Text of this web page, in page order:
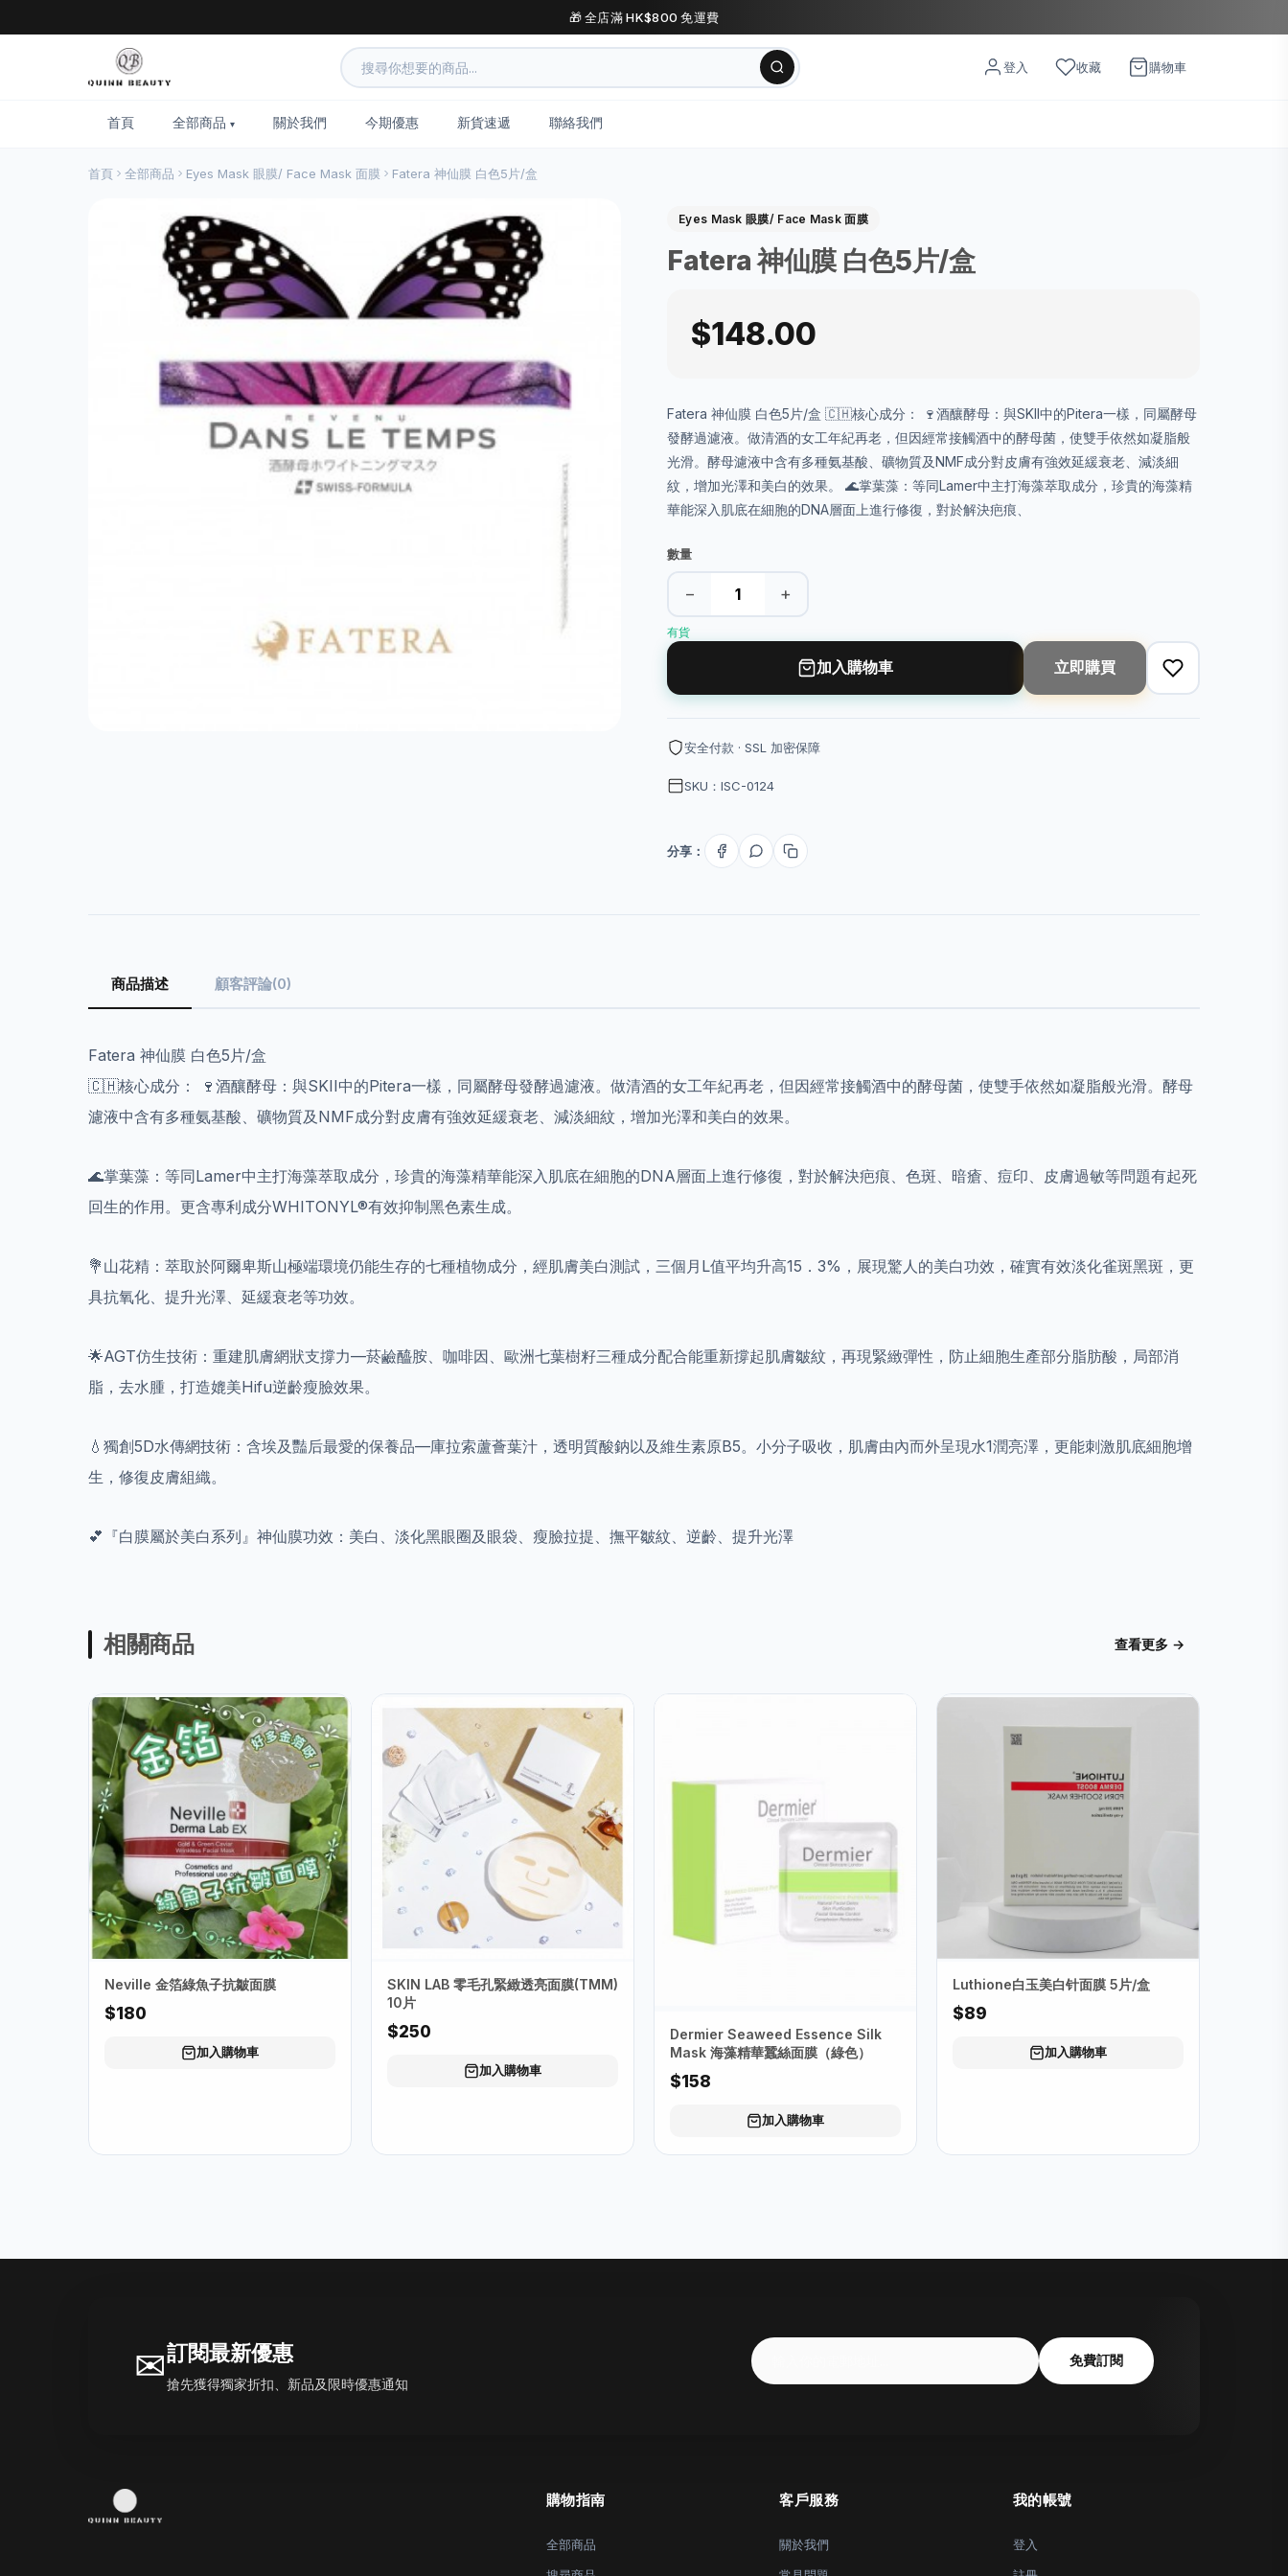
🎁 全店滿 HK$800 免運費
登入 收藏 購物車
首頁 全部商品 關於我們 今期優惠 新貨速遞 聯絡我們
首頁 全部商品 Eyes Mask 眼膜/ Face Mask 面膜 Fatera 神仙膜 白色5片/盒
Eyes Mask 眼膜/ Face Mask 面膜
Fatera 神仙膜 白色5片/盒
$148.00
Fatera 神仙膜 白色5片/盒 🇨🇭核心成分： 🍷酒釀酵母：與SKII中的Pitera一樣，同屬酵母
發酵過濾液。做清酒的女工年紀再老，但因經常接觸酒中的酵母菌，使雙手依然如凝脂般
光滑。酵母濾液中含有多種氨基酸、礦物質及NMF成分對皮膚有強效延緩衰老、減淡細
紋，增加光澤和美白的效果。 🌊掌葉藻：等同Lamer中主打海藻萃取成分，珍貴的海藻精
華能深入肌底在細胞的DNA層面上進行修復，對於解決疤痕、
數量
− +
有貨
加入購物車 立即購買
安全付款 · SSL 加密保障
SKU：ISC-0124
分享：
商品描述 顧客評論(0)
Fatera 神仙膜 白色5片/盒
🇨🇭核心成分： 🍷酒釀酵母：與SKII中的Pitera一樣，同屬酵母發酵過濾液。做清酒的女工年紀再老，但因經常接觸酒中的酵母菌，使雙手依然如凝脂般光滑。酵母
濾液中含有多種氨基酸、礦物質及NMF成分對皮膚有強效延緩衰老、減淡細紋，增加光澤和美白的效果。
🌊掌葉藻：等同Lamer中主打海藻萃取成分，珍貴的海藻精華能深入肌底在細胞的DNA層面上進行修復，對於解決疤痕、色斑、暗瘡、痘印、皮膚過敏等問題有起死
回生的作用。更含專利成分WHITONYL®有效抑制黑色素生成。
💐山花精：萃取於阿爾卑斯山極端環境仍能生存的七種植物成分，經肌膚美白測試，三個月L值平均升高15．3%，展現驚人的美白功效，確實有效淡化雀斑黑斑，更
具抗氧化、提升光澤、延緩衰老等功效。
🌟AGT仿生技術：重建肌膚網狀支撐力—菸鹼醯胺、咖啡因、歐洲七葉樹籽三種成分配合能重新撐起肌膚皺紋，再現緊緻彈性，防止細胞生產部分脂肪酸，局部消
脂，去水腫，打造媲美Hifu逆齡瘦臉效果。
💧獨創5D水傳網技術：含埃及豔后最愛的保養品—庫拉索蘆薈葉汁，透明質酸鈉以及維生素原B5。小分子吸收，肌膚由內而外呈現水1潤亮澤，更能刺激肌底細胞增
生，修復皮膚組織。
💕『白膜屬於美白系列』神仙膜功效：美白、淡化黑眼圈及眼袋、瘦臉拉提、撫平皺紋、逆齡、提升光澤
相關商品 查看更多 →
Neville 金箔綠魚子抗皺面膜
$180
加入購物車
SKIN LAB 零毛孔緊緻透亮面膜(TMM)
10片
$250
加入購物車
Dermier Seaweed Essence Silk
Mask 海藻精華蠶絲面膜（綠色）
$158
加入購物車
Luthione白玉美白针面膜 5片/盒
$89
加入購物車
✉訂閱最新優惠
搶先獲得獨家折扣、新品及限時優惠通知
免費訂閱
購物指南
全部商品
客戶服務
關於我們
我的帳號
登入